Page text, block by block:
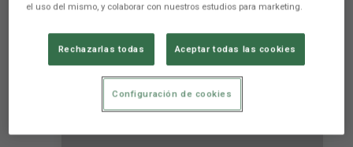
el uso del mismo, y colaborar con nuestros estudios para marketing.
Rechazarlas todas Aceptar todas las cookies
Configuración de cookies